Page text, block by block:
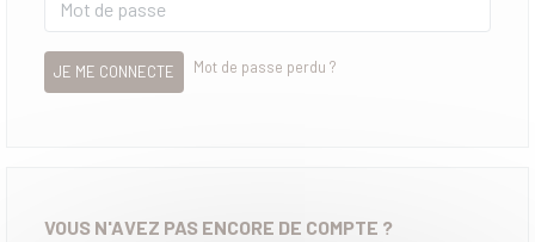
JE ME CONNECTE Mot de passe perdu ?
VOUS N'AVEZ PAS ENCORE DE COMPTE ?